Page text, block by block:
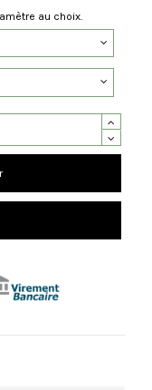
au choix.